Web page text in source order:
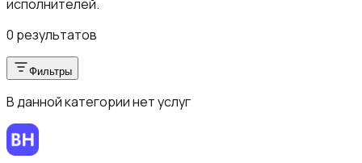
исполнителей.
0 результатов
Фильтры
В данной категории нет услуг